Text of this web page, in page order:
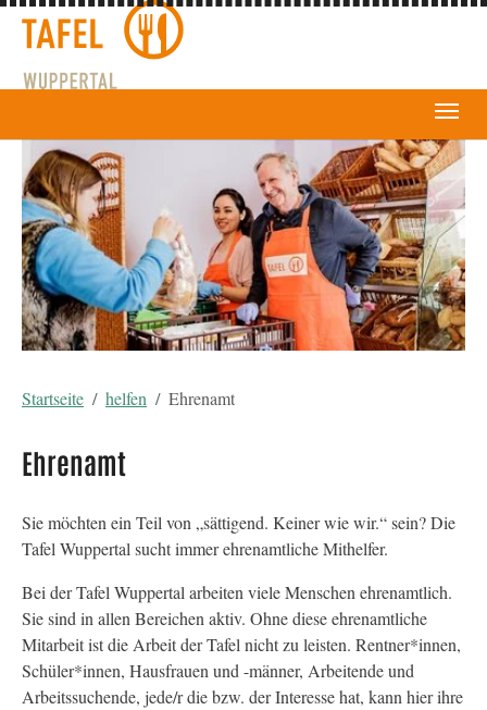
Startseite
helfen Ehrenamt
Ehrenamt
Sie möchten ein Teil von „sättigend. Keiner wie wir.“ sein? Die
Tafel Wuppertal sucht immer ehrenamtliche Mithelfer.
Bei der Tafel Wuppertal arbeiten viele Menschen ehrenamtlich.
Sie sind in allen Bereichen aktiv. Ohne diese ehrenamtliche
Mitarbeit ist die Arbeit der Tafel nicht zu leisten. Rentner*innen,
Schüler*innen, Hausfrauen und -männer, Arbeitende und
Arbeitssuchende, jede/r die bzw. der Interesse hat, kann hier ihre